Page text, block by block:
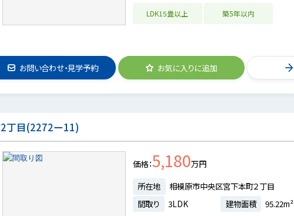
LDK15畳以上 築5年以内
お問い合わせ・見学予約 お気に入りに追加
丁目(2272ー11)
価格 5,180万円
所在地
相模原市中央区宮下本町２丁目
間取り
3LDK 建物面積 95.22m²